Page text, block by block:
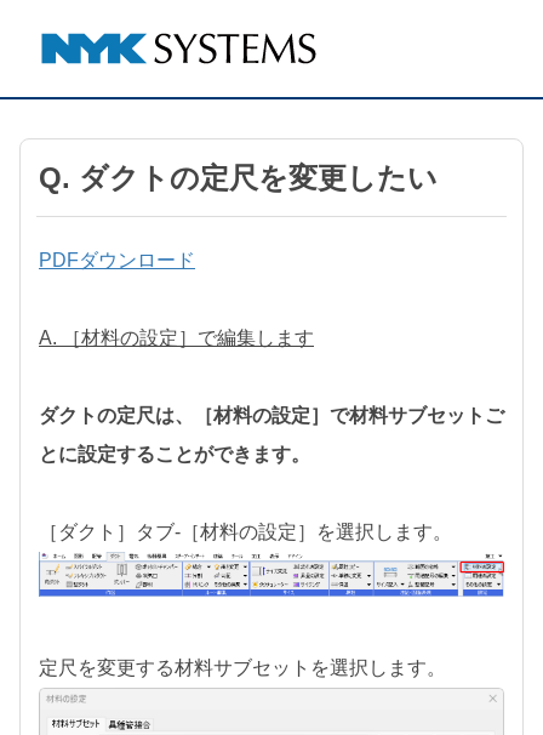
Q. ダクトの定尺を変更したい
PDFダウンロード
A. ［材料の設定］で編集します
ダクトの定尺は、［材料の設定］で材料サブセットご
とに設定することができます。
［ダクト］タブ-［材料の設定］を選択します。
定尺を変更する材料サブセットを選択します。